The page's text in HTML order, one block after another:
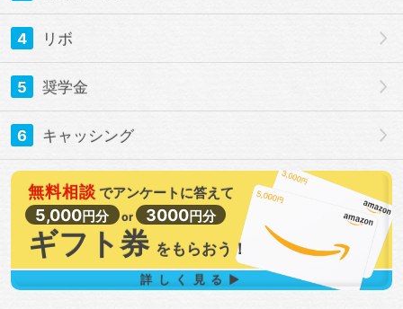
4 リボ
5 奨学金
6 キャッシング
無料相談 でアンケートに答えて
5,000円分 or 3000円分
ギフト券 を もらおう！
詳しく見る▶